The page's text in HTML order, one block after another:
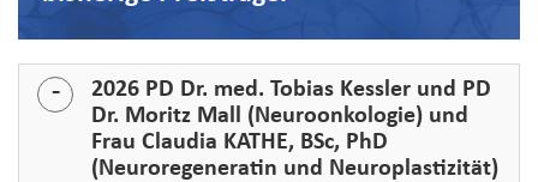
2026 PD Dr. med. Tobias Kessler und PD
Dr. Moritz Mall (Neuroonkologie) und
Frau Claudia KATHE, BSc, PhD
(Neuroregeneratin und Neuroplastizität)